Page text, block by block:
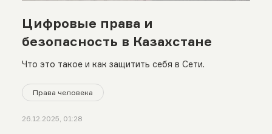
Цифровые права и
безопасность в Казахстане
Что это такое и как защитить себя в Сети.
Права человека
26.12.2025, 01:28